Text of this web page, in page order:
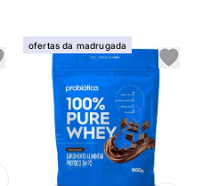
ofertas da madrugada